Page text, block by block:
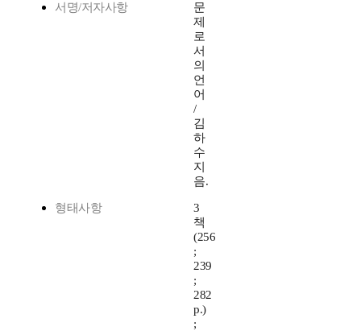
서명/저자사항
문
제
로
서
의
언
어
/
김
하
수
지
음.
형태사항
3
책
(256
;
239
;
282
p.)
;